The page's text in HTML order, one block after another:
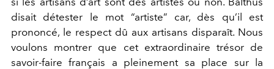
disait détester le mot “artiste” car, dès qu’il est
prononcé, le respect dû aux artisans disparaît. Nous
voulons montrer que cet extraordinaire trésor de
savoir-faire français a pleinement sa place sur la